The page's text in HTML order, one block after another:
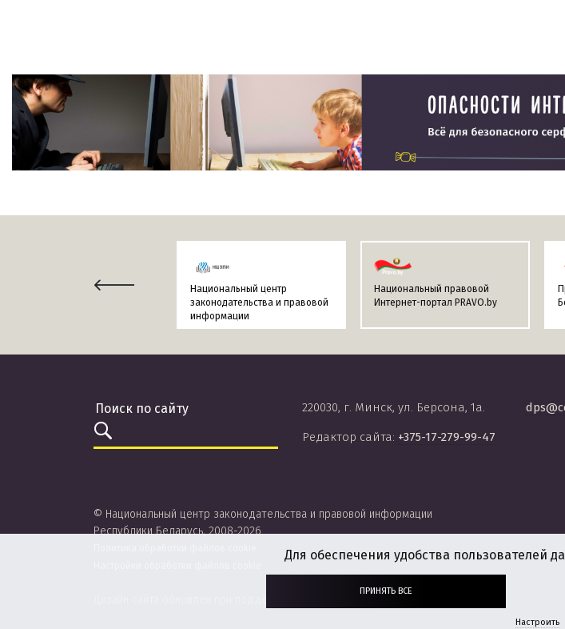
Национальный центр
законодательства и правовой
информации
Национальный правовой
Интернет-портал PRAVO.by
220030, г. Минск, ул. Берсона, 1а.
Редактор сайта: +375-17-279-99-47
© Национальный центр законодательства и правовой информации
Республики Беларусь, 2008-2026.
Для обеспечения удобства пользователей
ПРИНЯТЬ ВСЕ
Настроить